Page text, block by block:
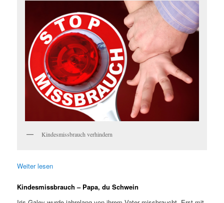
Kindesmissbrauch verhindern
Weiter lesen
Kindesmissbrauch – Papa, du Schwein